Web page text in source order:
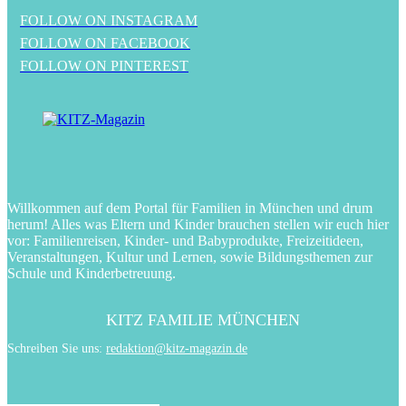
FOLLOW ON INSTAGRAM
FOLLOW ON FACEBOOK
FOLLOW ON PINTEREST
Willkommen auf dem Portal für Familien in München und drum
herum! Alles was Eltern und Kinder brauchen stellen wir euch hier
vor: Familienreisen, Kinder- und Babyprodukte, Freizeitideen,
Veranstaltungen, Kultur und Lernen, sowie Bildungsthemen zur
Schule und Kinderbetreuung.
KITZ FAMILIE MÜNCHEN
Schreiben Sie uns: redaktion@kitz-magazin.de